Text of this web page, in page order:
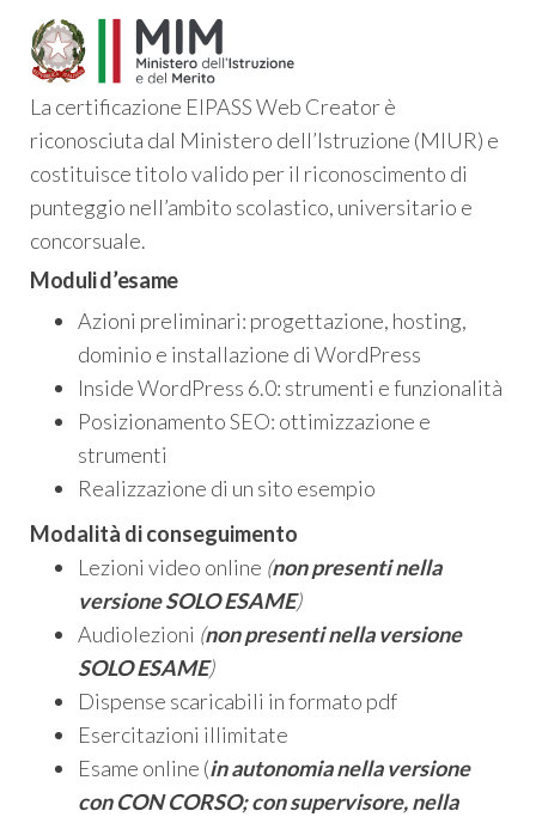
La certificazione EIPASS Web Creator è
riconosciuta dal Ministero dell’Istruzione (MIUR) e
costituisce titolo valido per il riconoscimento di
punteggio nell’ambito scolastico, universitario e
concorsuale.
Moduli d’esame
Azioni preliminari: progettazione, hosting,
dominio e installazione di WordPress
Inside WordPress 6.0: strumenti e funzionalità
Posizionamento SEO: ottimizzazione e
strumenti
Realizzazione di un sito esempio
Modalità di conseguimento
Lezioni video online (non presenti nella
versione SOLO ESAME)
Audiolezioni (non presenti nella versione
SOLO ESAME)
Dispense scaricabili in formato pdf
Esercitazioni illimitate
Esame online (in autonomia nella versione
con CON CORSO; con supervisore,nella